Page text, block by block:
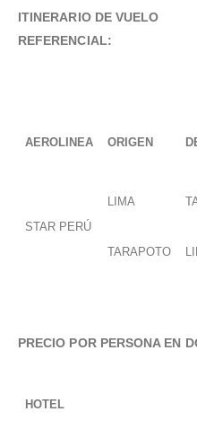
ITINERARIO DE VUELO
REFERENCIAL:
AEROLINEA ORIGEN
STAR PERÚ
LIMA
TARAPOTO
PRECIO POR PERSONA EN
HOTEL